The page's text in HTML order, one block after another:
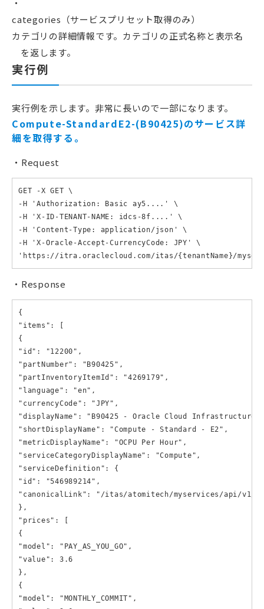
categories（サービスプリセット取得のみ）
カテゴリの詳細情報です。カテゴリの正式名称と表示名
を返します。
実行例
実行例を示します。非常に長いので一部になります。
Compute-StandardE2-(B90425)のサービス詳
細を取得する。
Request
GET -X GET \
-H 'Authorization: Basic ay5....' \
-H 'X-ID-TENANT-NAME: idcs-8f....' \
-H 'Content-Type: application/json' \
-H 'X-Oracle-Accept-CurrencyCode: JPY' \
'https://itra.oraclecloud.com/itas/{tenantName}/
Response
{
"items": [
{
"id": "12200",
"partNumber": "B90425",
"partInventoryItemId": "4269179",
"language": "en",
"currencyCode": "JPY",
"displayName": "B90425 - Oracle Cloud Infrastructure
"shortDisplayName": "Compute - Standard - E2",
"metricDisplayName": "OCPU Per Hour",
"serviceCategoryDisplayName": "Compute",
"serviceDefinition": {
"id": "546989214",
"canonicalLink": "/itas/atomitech/myservices/api/v1/
},
"prices": [
{
"model": "PAY_AS_YOU_GO",
"value": 3.6
},
{
"model": "MONTHLY_COMMIT",